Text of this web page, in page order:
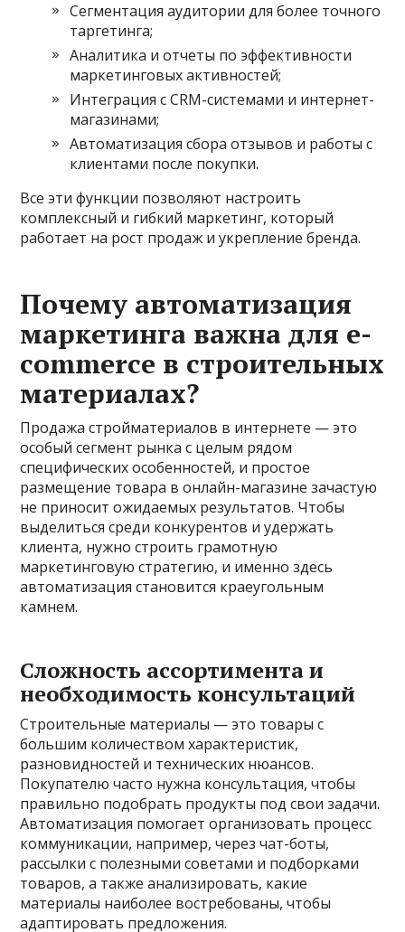
Сегментация аудитории для более точного
таргетинга;
Аналитика и отчеты по эффективности
маркетинговых активностей;
Интеграция с CRM-системами и интернет-
магазинами;
Автоматизация сбора отзывов и работы с
клиентами после покупки.
Все эти функции позволяют настроить
комплексный и гибкий маркетинг, который
работает на рост продаж и укрепление бренда.
Почему автоматизация
маркетинга важна для e-
commerce в строительных
материалах?
Продажа стройматериалов в интернете — это
особый сегмент рынка с целым рядом
специфических особенностей, и простое
размещение товара в онлайн-магазине зачастую
не приносит ожидаемых результатов. Чтобы
выделиться среди конкурентов и удержать
клиента, нужно строить грамотную
маркетинговую стратегию, и именно здесь
автоматизация становится краеугольным
камнем.
Сложность ассортимента и
необходимость консультаций
Строительные материалы — это товары с
большим количеством характеристик,
разновидностей и технических нюансов.
Покупателю часто нужна консультация, чтобы
правильно подобрать продукты под свои задачи.
Автоматизация помогает организовать процесс
коммуникации, например, через чат-боты,
рассылки с полезными советами и подборками
товаров, а также анализировать, какие
материалы наиболее востребованы, чтобы
адаптировать предложения.